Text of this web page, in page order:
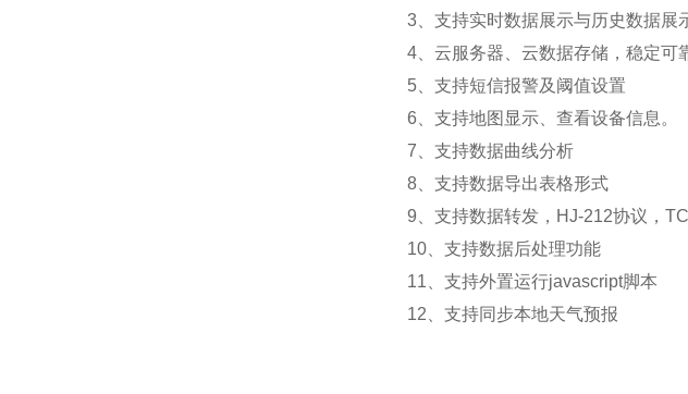
3、支持实时数据展示与历史数据展
4、云服务器、云数据存储，稳定可
5、支持短信报警及阈值设置
6、支持地图显示、查看设备信息。
7、支持数据曲线分析
8、支持数据导出表格形式
9、支持数据转发，HJ-212协议，
10、支持数据后处理功能
11、支持外置运行javascript脚本
12、支持同步本地天气预报